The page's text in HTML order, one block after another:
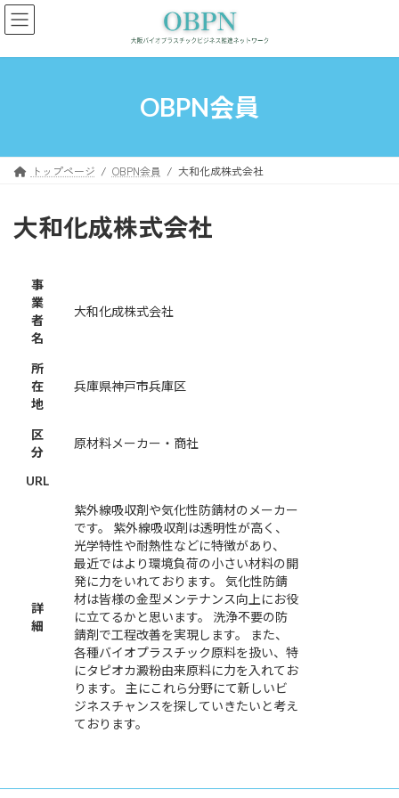
コ
ン
ン
ナ
ビ
ー
OBPN会員
トップページ OBPN会員 大和化成株式会社
大和化成株式会社
事
業
者
名
大和化成株式会社
所
在
地
兵庫県神戸市兵庫区
区
分
原材料メーカー・商社
URL
詳
細
紫外線吸収剤や気化性防錆材のメーカー
です。 紫外線吸収剤は透明性が高く、
光学特性や耐熱性などに特徴があり、
最近ではより環境負荷の小さい材料の開
発に力をいれております。 気化性防錆
材は皆様の金型メンテナンス向上にお役
に立てるかと思います。 洗浄不要の防
錆剤で工程改善を実現します。 また、
各種バイオプラスチック原料を扱い、特
にタピオカ澱粉由来原料に力を入れてお
ります。 主にこれら分野にて新しいビ
ジネスチャンスを探していきたいと考え
ております。